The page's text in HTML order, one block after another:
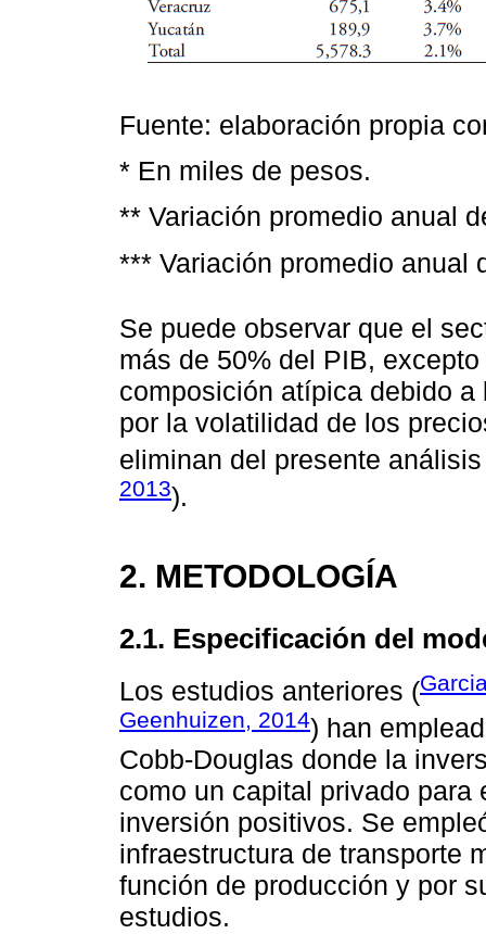
Fuente: elaboración propia
* En miles de pesos.
** Variación promedio anual
*** Variación promedio anual
Se puede observar que el
más de 50% del PIB,
composición atípica debido
por la volatilidad de los
eliminan del presente
2013).
2. METODOLOGÍA
2.1. Especificación del
Los estudios anteriores (
Geenhuizen, 2014) han
Cobb-Douglas donde la
como un capital privado
inversión positivos. Se
infraestructura de transporte
función de producción y por
estudios.